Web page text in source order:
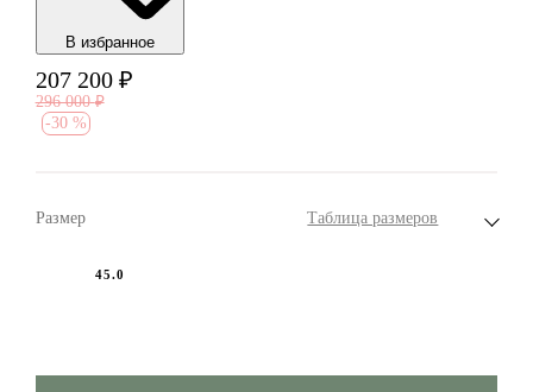
В избранноe
207 200 ₽
296 000 ₽
-30 %
Размер Таблица размеров
45.0